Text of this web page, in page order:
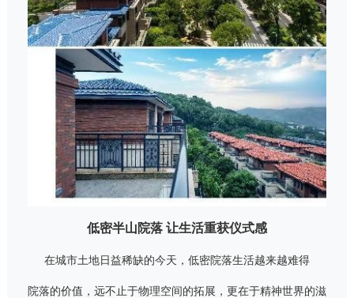
低密半山院落 让生活重获仪式感
在城市土地日益稀缺的今天，低密院落生活越来越难得
院落的价值，远不止于物理空间的拓展，更在于精神世界的滋